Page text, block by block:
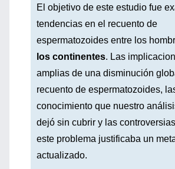
El objetivo de este estudio fue
tendencias en el recuento de
espermatozoides entre los
los continentes. Las
amplias de una disminución
recuento de espermatozoides,
conocimiento que nuestro
dejó sin cubrir y las
este problema justificaba un
actualizado.